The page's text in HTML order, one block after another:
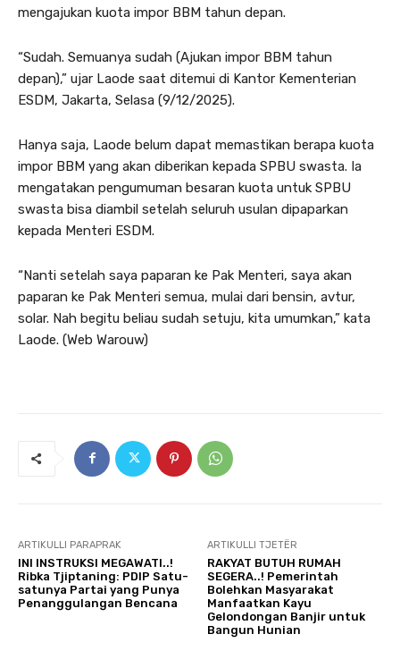
mengajukan kuota impor BBM tahun depan.
“Sudah. Semuanya sudah (Ajukan impor BBM tahun
depan),” ujar Laode saat ditemui di Kantor Kementerian
ESDM, Jakarta, Selasa (9/12/2025).
Hanya saja, Laode belum dapat memastikan berapa kuota
impor BBM yang akan diberikan kepada SPBU swasta. Ia
mengatakan pengumuman besaran kuota untuk SPBU
swasta bisa diambil setelah seluruh usulan dipaparkan
kepada Menteri ESDM.
“Nanti setelah saya paparan ke Pak Menteri, saya akan
paparan ke Pak Menteri semua, mulai dari bensin, avtur,
solar. Nah begitu beliau sudah setuju, kita umumkan,” kata
Laode. (Web Warouw)
ARTIKULLI PARAPRAK
INI INSTRUKSI MEGAWATI..!
Ribka Tjiptaning: PDIP Satu-
satunya Partai yang Punya
Penanggulangan Bencana
ARTIKULLI TJETËR
RAKYAT BUTUH RUMAH
SEGERA..! Pemerintah
Bolehkan Masyarakat
Manfaatkan Kayu
Gelondongan Banjir untuk
Bangun Hunian